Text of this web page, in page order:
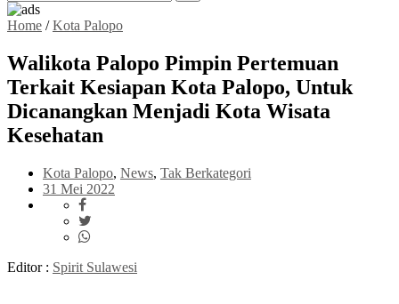
Home /Kota Palopo
Walikota Palopo Pimpin Pertemuan
Terkait Kesiapan Kota Palopo, Untuk
Dicanangkan Menjadi Kota Wisata
Kesehatan
Kota Palopo, News, Tak Berkategori
31 Mei 2022
Editor : Spirit Sulawesi